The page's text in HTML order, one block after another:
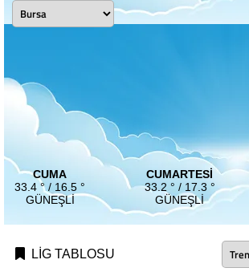
CUMA
33.4 ° / 16.5 °
GÜNEŞLI
CUMARTESI
33.2 ° / 17.3 °
GÜNEŞLI
LİG TABLOSU